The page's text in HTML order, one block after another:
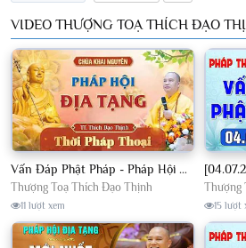
VIDEO THƯỢNG TOẠ THÍCH ĐẠO
Vấn Đáp Phật Pháp - Pháp Hội Địa Tạng Ngày 01/08/2026│TT. Thích Đạo Thịnh
Thượng Toạ Thích Đạo Thịnh
11 lượt xem
Thượng
15 lượt